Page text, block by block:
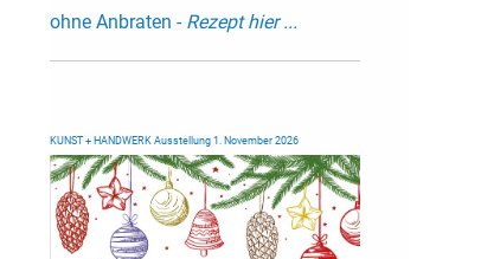
ohne Anbraten - Rezept hier ...
KUNST + HANDWERK Ausstellung 1. November 2026